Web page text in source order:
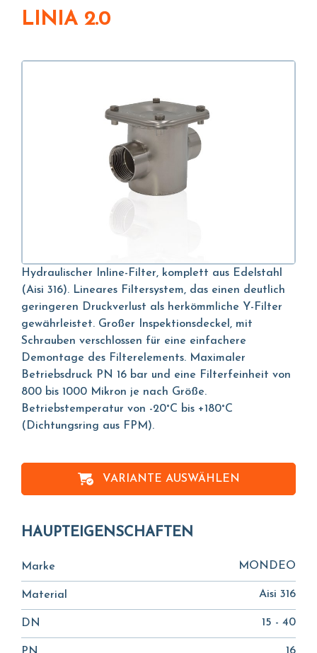
LINIA 2.0
Hydraulischer Inline-Filter, komplett aus Edelstahl
(Aisi 316). Lineares Filtersystem, das einen deutlich
geringeren Druckverlust als herkömmliche Y-Filter
gewährleistet. Großer Inspektionsdeckel, mit
Schrauben verschlossen für eine einfachere
Demontage des Filterelements. Maximaler
Betriebsdruck PN 16 bar und eine Filterfeinheit von
800 bis 1000 Mikron je nach Größe.
Betriebstemperatur von -20°C bis +180°C
(Dichtungsring aus FPM).
VARIANTE AUSWÄHLEN
HAUPTEIGENSCHAFTEN
Marke MONDEO
Material Aisi 316
DN 15 - 40